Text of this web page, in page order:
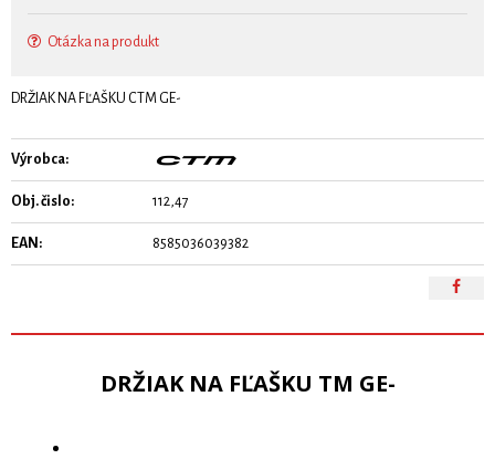
Otázka na produkt
DRŽIAK NA FĽAŠKU CTM GE-
Výrobca:
Obj. čislo: 112,47
EAN: 8585036039382
DRŽIAK NA FĽAŠKU TM GE-